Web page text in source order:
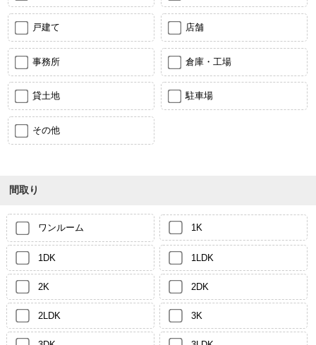
戸建て 店舗
事務所 倉庫・工場
貸土地 駐車場
その他
間取り
ワンルーム 1K
1DK 1LDK
2K 2DK
2LDK 3K